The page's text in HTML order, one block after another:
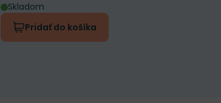
Skladom
Pridať do košíka